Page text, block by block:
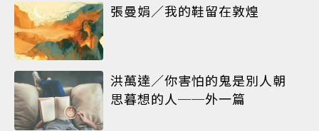
張曼娟／我的鞋留在敦煌
洪萬達／你害怕的鬼是別人朝
思暮想的人──外一篇